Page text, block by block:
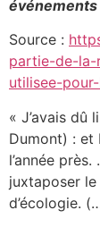
événements
Source :
partie-de-la-
utilisee-
« J’avais dû
Dumont) : et
l’année
juxtaposer
d’écologie.